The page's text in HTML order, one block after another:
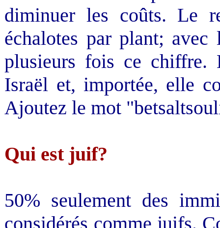
diminuer les coûts. Le
échalotes par plant;
plusieurs fois ce chiffre.
Israël et, importée, elle
Ajoutez le mot
Qui est juif?
50% seulement des
considérés comme juifs.